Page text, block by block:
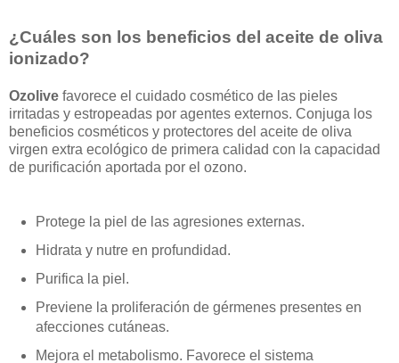
¿Cuáles son los beneficios del aceite de oliva
ionizado?
Ozolive favorece el cuidado cosmético de las pieles
irritadas y estropeadas por agentes externos. Conjuga los
beneficios cosméticos y protectores del aceite de oliva
virgen extra ecológico de primera calidad con la capacidad
de purificación aportada por el ozono.
Protege la piel de las agresiones externas.
Hidrata y nutre en profundidad.
Purifica la piel.
Previene la proliferación de gérmenes presentes en
afecciones cutáneas.
Mejora el metabolismo. Favorece el sistema